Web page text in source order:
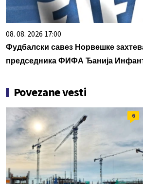
08. 08. 2026 17:00
Фудбалски савез Норвешке
председника ФИФА Ђанија
Povezane vesti
6